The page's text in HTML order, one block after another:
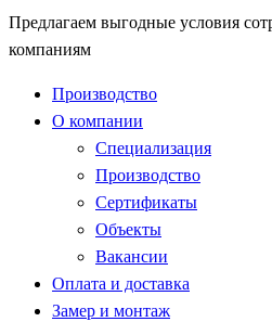
Предлагаем выгодные условия
компаниям
Производство
О компании
Специализация
Производство
Сертификаты
Объекты
Вакансии
Оплата и доставка
Замер и монтаж